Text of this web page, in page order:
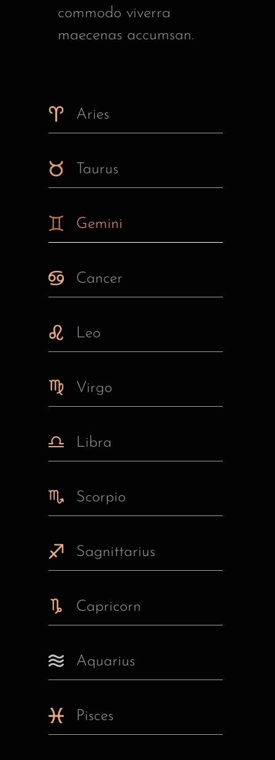
Aries
Taurus
Gemini
Cancer
Leo
Virgo
Libra
Scorpio
Sagnittarius
Capricorn
Aquarius
Pisces
commodo viverra
maecenas accumsan.